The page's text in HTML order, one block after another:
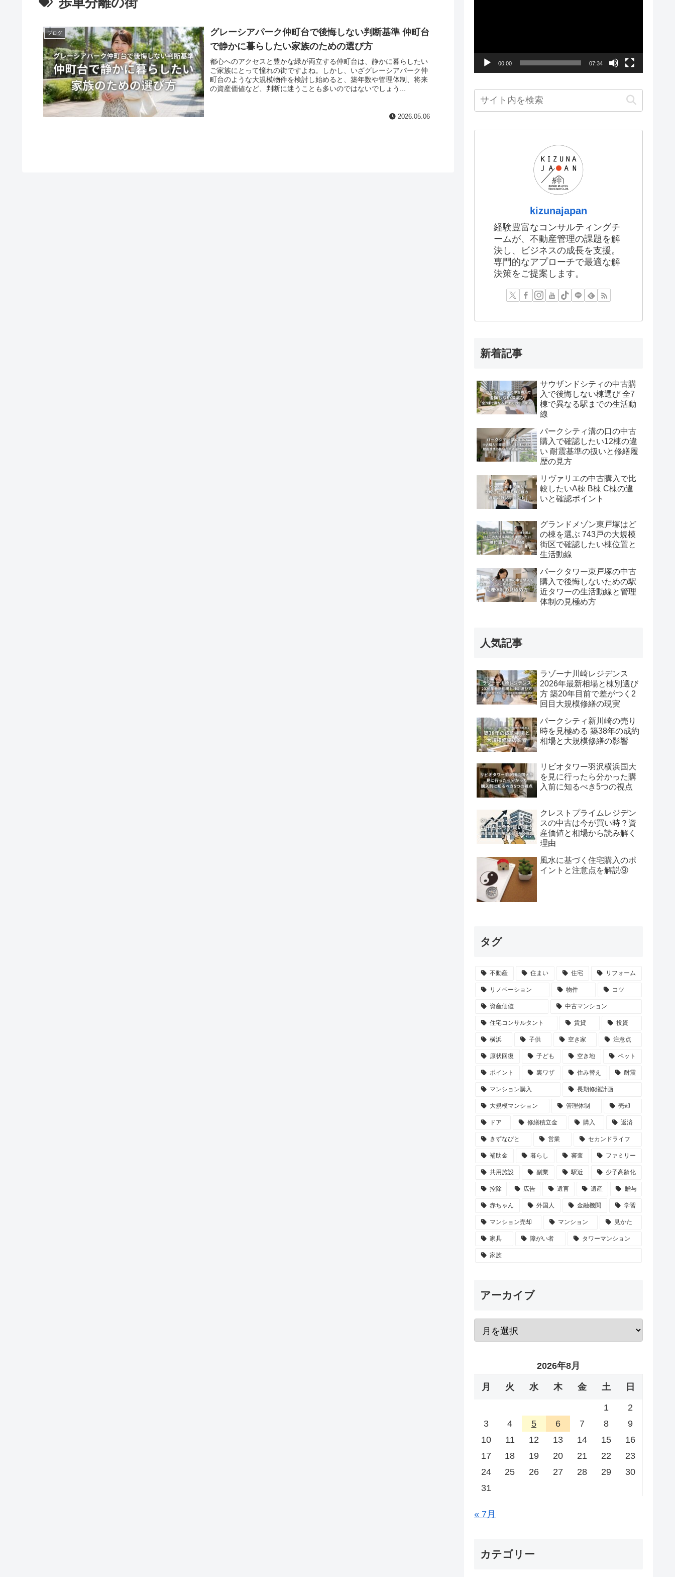
ブログ
グレーシアパーク仲町台で後悔しない判断基準 仲町台
で静かに暮らしたい家族のための選び方
都心へのアクセスと豊かな緑が両立する仲町台は、静かに暮らしたい
ご家族にとって憧れの街ですよね。しかし、いざグレーシアパーク仲
町台のような大規模物件を検討し始めると、築年数や管理体制、将来
の資産価値など、判断に迷うことも多いのではないでしょう...
2026.05.06
00:00 07:34
kizunajapan
経験豊富なコンサルティングチ
ームが、不動産管理の課題を解
決し、ビジネスの成長を支援。
専門的なアプローチで最適な解
決策をご提案します。
新着記事
サウザンドシティの中古購
入で後悔しない棟選び 全7
棟で異なる駅までの生活動
線
パークシティ溝の口の中古
購入で確認したい12棟の違
い 耐震基準の扱いと修繕履
歴の見方
リヴァリエの中古購入で比
較したいA棟 B棟 C棟の違
いと確認ポイント
グランドメゾン東戸塚はど
の棟を選ぶ 743戸の大規模
街区で確認したい棟位置と
生活動線
パークタワー東戸塚の中古
購入で後悔しないための駅
近タワーの生活動線と管理
体制の見極め方
人気記事
ラゾーナ川崎レジデンス
2026年最新相場と棟別選び
方 築20年目前で差がつく2
回目大規模修繕の現実
パークシティ新川崎の売り
時を見極める 築38年の成約
相場と大規模修繕の影響
リビオタワー羽沢横浜国大
を見に行ったら分かった購
入前に知るべき5つの視点
クレストプライムレジデン
スの中古は今が買い時？資
産価値と相場から読み解く
理由
風水に基づく住宅購入のポ
イントと注意点を解説⑨
タグ
不動産 住まい 住宅 リフォーム
リノベーション 物件 コツ
資産価値 中古マンション
住宅コンサルタント 賃貸 投資
横浜 子供 空き家 注意点
原状回復 子ども 空き地 ペット
ポイント 裏ワザ 住み替え 耐震
マンション購入 長期修繕計画
大規模マンション 管理体制 売却
ドア 修繕積立金 購入 返済
きずなびと 営業 セカンドライフ
補助金 暮らし 審査 ファミリー
共用施設 副業 駅近 少子高齢化
控除 広告 遺言 遺産 贈与
赤ちゃん 外国人 金融機関 学習
マンション売却 マンション 見かた
家具 障がい者 タワーマンション
家族
アーカイブ
2026年8月
月 火 水 木 金 土 日
1
2
3
4 5 6 7 8
9
10
11 12 13 14 15
16
17
18 19 20 21 22
23
24
25 26 27 28 29
30
31
« 7月
カテゴリー